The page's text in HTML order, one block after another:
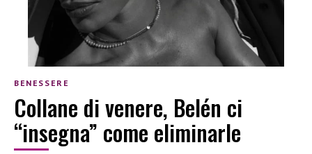
BENESSERE
Collane di venere, Belén ci
“insegna” come eliminarle